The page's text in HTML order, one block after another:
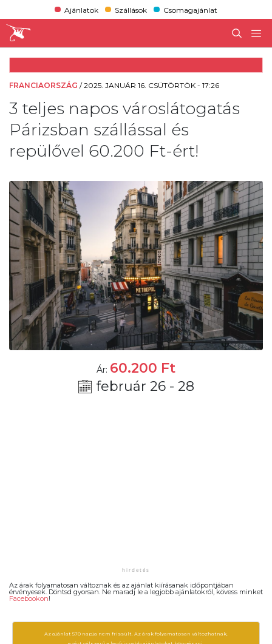
Ajánlatok Szállások Csomagajánlat
FRANCIAORSZÁG /2025. JANUÁR 16. CSÜTÖRTÖK - 17:26
3 teljes napos városlátogatás
Párizsban szállással és
repülővel 60.200 Ft-ért!
Ár: 60.200 Ft
február 26 - 28
Az árak folyamatosan változnak és az ajánlat kiírásanak időpontjában
érvényesek. Döntsd gyorsan. Ne maradj le a legjobb ajánlatokról, kövess minket
Facebookon!
Az ajánlat 570 napja nem frissült. Az árak folyamatosan változhatnak,